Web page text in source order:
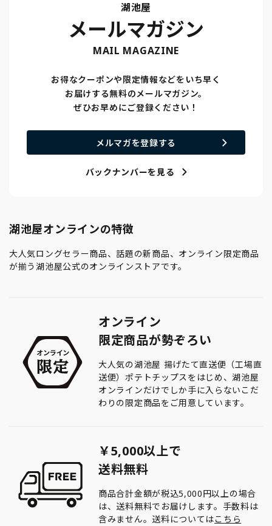
湖池屋
メールマガジン
MAIL MAGAZINE
お得なクーポンや限定情報などをいち早く
お届けする無料のメールマガジン。
ぜひお早めにご登録ください！
メルマガを登録する
バックナンバーを見る
湖池屋オンラインの特徴
大人気ロングセラー商品、話題の新商品、オンライン限定商品
が揃う湖池屋公式のオンラインストアです。
オンライン
限定商品が勢ぞろい
大人気の湖池屋 揚げたて直送便（工場直
送便）ポテトチップスをはじめ、湖池屋
オンラインだけでしか手に入らないこだ
わりの限定商品をご用意しています。
￥5,000以上で
送料無料
商品合計金額が税込5,000円以上の場合
は、送料無料でお届けします。手数料は
含みません。送料についてはこちら